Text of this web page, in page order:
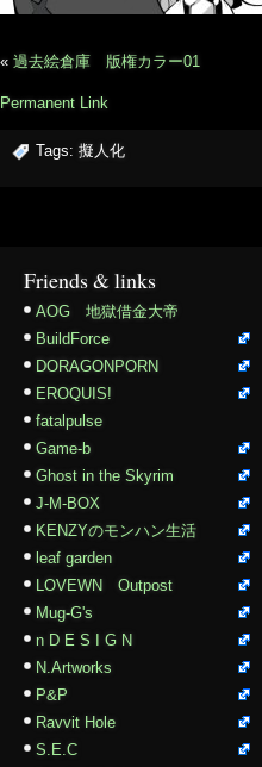
« 過去絵倉庫 版権カラー01
Permanent Link
Tags: 擬人化
Friends & links
AOG 地獄借金大帝
BuildForce
DORAGONPORN
EROQUIS!
fatalpulse
Game-b
Ghost in the Skyrim
J-M-BOX
KENZYのモンハン生活
leaf garden
LOVEWN Outpost
Mug-G's
n D E S I G N
N.Artworks
P&P
Ravvit Hole
S.E.C